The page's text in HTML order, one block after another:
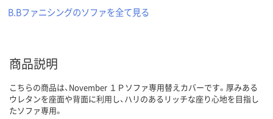
B.Bファニシングのソファを全て見る
商品説明
こちらの商品は、November １Ｐソファ専用替えカバーです。厚みある
ウレタンを座面や背面に利用し、ハリのあるリッチな座り心地を目指し
たソファ専用。